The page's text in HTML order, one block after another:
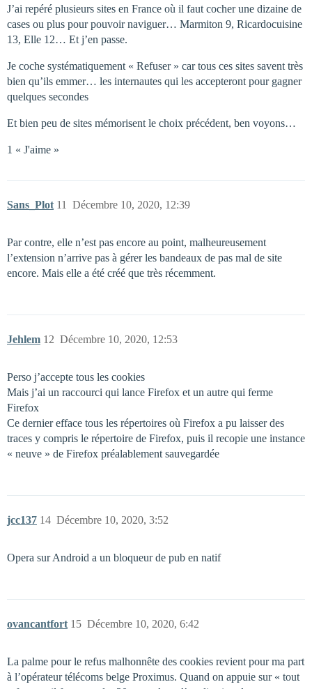
J’ai repéré plusieurs sites en France où il faut cocher une dizaine de
cases ou plus pour pouvoir naviguer… Marmiton 9, Ricardocuisine
13, Elle 12… Et j’en passe.
Je coche systématiquement « Refuser » car tous ces sites savent très
bien qu’ils emmer… les internautes qui les accepteront pour gagner
quelques secondes
Et bien peu de sites mémorisent le choix précédent, ben voyons…
1 « J'aime »
Sans_Plot Décembre 10, 2020, 12:39
11
Par contre, elle n’est pas encore au point, malheureusement
l’extension n’arrive pas à gérer les bandeaux de pas mal de site
encore. Mais elle a été créé que très récemment.
Jehlem Décembre 10, 2020, 12:53
12
Perso j’accepte tous les cookies
Mais j’ai un raccourci qui lance Firefox et un autre qui ferme
Firefox
Ce dernier efface tous les répertoires où Firefox a pu laisser des
traces y compris le répertoire de Firefox, puis il recopie une instance
« neuve » de Firefox préalablement sauvegardée
jcc137 Décembre 10, 2020, 3:52
14
Opera sur Android a un bloqueur de pub en natif
ovancantfort Décembre 10, 2020, 6:42
15
La palme pour le refus malhonnête des cookies revient pour ma part
à l’opérateur télécoms belge Proximus. Quand on appuie sur « tout